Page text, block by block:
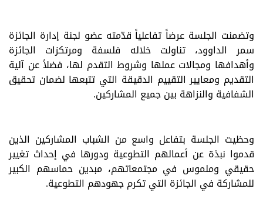
وتضمنت الجلسة عرضاً تفاعلياً قدّمته عضو لجنة إدارة الجائزة
سمر الداوود، تناولت خلاله فلسفة ومرتكزات الجائزة
وأهدافها ومجالات عملها وشروط التقدم لها، فضلاً عن آلية
التقديم ومعايير التقييم الدقيقة التي تتبعها لضمان تحقيق
الشفافية والنزاهة بين جميع المشاركين.
وحظيت الجلسة بتفاعل واسع من الشباب المشاركين الذين
قدموا نبذة عن أعمالهم التطوعية ودورها في إحداث تغيير
حقيقي وملموس في مجتمعاتهم، مبدين حماسهم الكبير
للمشاركة في الجائزة التي تكرم جهودهم التطوعية.